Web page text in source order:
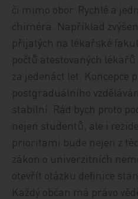
či mimo obor. Rychlé a
chiméra. Například
přijatých na lékařské
počtů atestovaných
za jedenáct let. Koncepce
postgraduálního
stabilní. Rád bych proto
nejen studentů, ale i
prioritami bude nejen z
zákon o univerzitních
otevřít otázku definice
Každý občan má právo